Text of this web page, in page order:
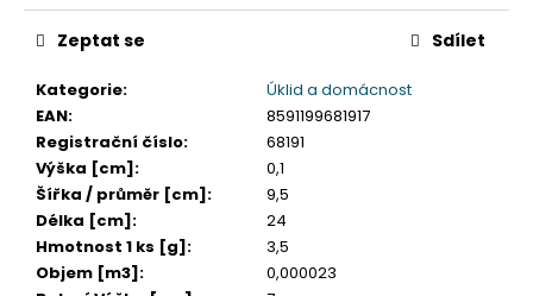
Kategorie:
Úklid a domácnost
EAN:
8591199681917
Registrační číslo:
68191
Výška [cm]:
0,1
Šířka / průměr [cm]:
9,5
Délka [cm]:
24
Hmotnost 1 ks [g]:
3,5
Objem [m3]:
0,000023
Zeptat se Sdílet
č
u
e
m
e
ETIKETA,
70X37
MM,
240